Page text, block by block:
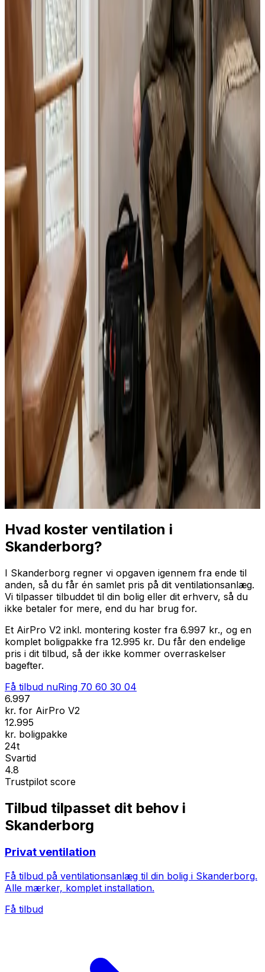
Svar inden 24 timer
Professionel installation
Få tilbud nu
Ring 70 60 30 04
Hvad koster ventilation i
Skanderborg?
I Skanderborg regner vi opgaven igennem fra ende til
anden, så du får én samlet pris på dit ventilationsanlæg.
Vi tilpasser tilbuddet til din bolig eller dit erhverv, så du
ikke betaler for mere, end du har brug for.
Et AirPro V2 inkl. montering koster fra 6.997 kr., og en
komplet boligpakke fra 12.995 kr. Du får den endelige
pris i dit tilbud, så der ikke kommer overraskelser
bagefter.
Få tilbud nuRing 70 60 30 04
6.997
kr. for AirPro V2
12.995
kr. boligpakke
24t
Svartid
4.8
Trustpilot score
Tilbud tilpasset dit behov i
Skanderborg
Privat ventilation
Få tilbud på ventilationsanlæg til din bolig i Skanderborg.
Alle mærker, komplet installation.
Få tilbud